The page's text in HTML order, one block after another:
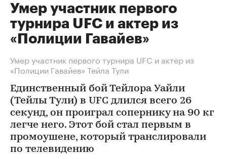
Умер участник первого
турнира UFC и актер из
«Полиции Гавайев»
Умер участник первого турнира UFC и актер из
«Полиции Гавайев» Тейла Тули
Единственный бой Тейлора Уайли
(Тейлы Тули) в UFC длился всего 26
секунд, он проиграл сопернику на 90 кг
легче него. Этот бой стал первым в
промоушене, который транслировали
по телевидению